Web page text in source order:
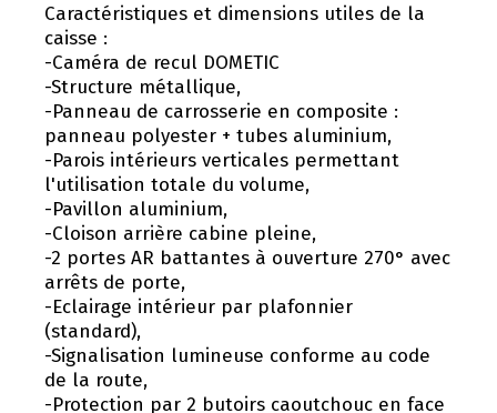
Caractéristiques et dimensions utiles de la
caisse :
-Caméra de recul DOMETIC
-Structure métallique,
-Panneau de carrosserie en composite :
panneau polyester + tubes aluminium,
-Parois intérieurs verticales permettant
l'utilisation totale du volume,
-Pavillon aluminium,
-Cloison arrière cabine pleine,
-2 portes AR battantes à ouverture 270° avec
arrêts de porte,
-Eclairage intérieur par plafonnier
(standard),
-Signalisation lumineuse conforme au code
de la route,
-Protection par 2 butoirs caoutchouc en face